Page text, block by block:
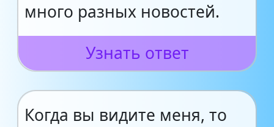
много разных новостей.
Узнать ответ
Когда вы видите меня, то